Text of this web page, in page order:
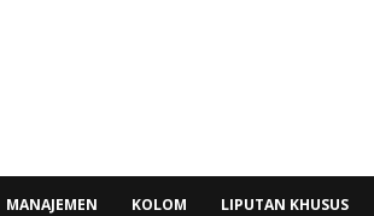
MANAJEMEN KOLOM LIPUTAN KHUSUS